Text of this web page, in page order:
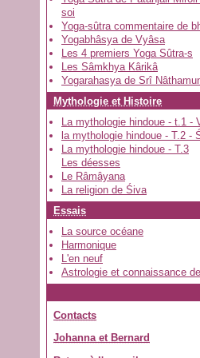
soi
Yoga-sûtra commentaire de
Yogabhâsya de Vyâsa
Les 4 premiers Yoga Sûtra-s
Les Sâmkhya Kârikâ
Yogarahasya de Srî
Mythologie et Histoire
La mythologie hindoue - t.1 -
la mythologie hindoue - T.2 -
La mythologie hindoue - T.3
Les déesses
Le Râmâyana
La religion de Śiva
Essais
La source océane
Harmonique
L'en neuf
Astrologie et connaissance
Contacts
Johanna et Bernard